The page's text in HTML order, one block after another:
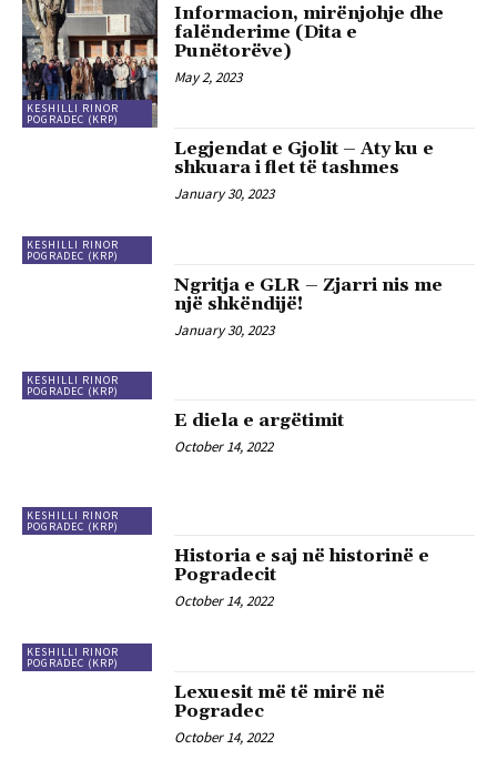
KESHILLI RINOR
POGRADEC (KRP)
Informacion, mirënjohje dhe
falënderime (Dita e
Punëtorëve)
May 2, 2023
KESHILLI RINOR
POGRADEC (KRP)
Legjendat e Gjolit – Aty ku e
shkuara i flet të tashmes
January 30, 2023
KESHILLI RINOR
POGRADEC (KRP)
Ngritja e GLR – Zjarri nis me
një shkëndijë!
January 30, 2023
KESHILLI RINOR
POGRADEC (KRP)
E diela e argëtimit
October 14, 2022
KESHILLI RINOR
POGRADEC (KRP)
Historia e saj në historinë e
Pogradecit
October 14, 2022
Lexuesit më të mirë në
Pogradec
October 14, 2022